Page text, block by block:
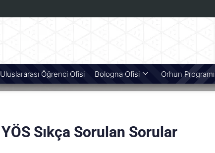
Uluslararası Öğrenci Ofisi Bologna Ofisi Orhun Programı
YÖS Sıkça Sorulan Sorular